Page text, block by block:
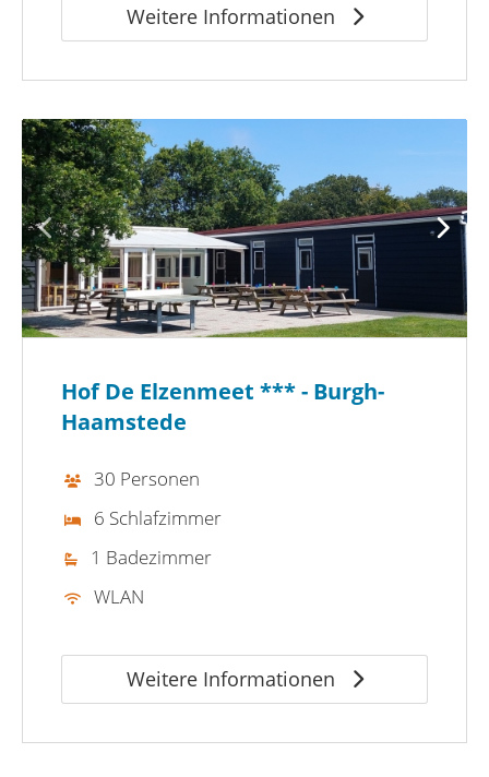
Weitere Informationen
Hof De Elzenmeet *** - Burgh-
Haamstede
30 Personen
6 Schlafzimmer
1 Badezimmer
WLAN
Weitere Informationen